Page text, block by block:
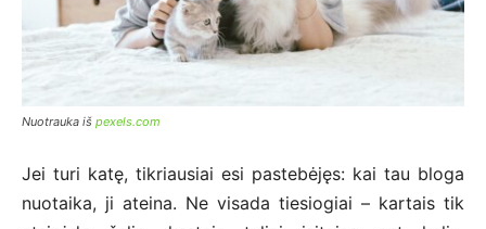
Nuotrauka iš pexels.com
Jei turi katę, tikriausiai esi pastebėjęs: kai tau bloga
nuotaika, ji ateina. Ne visada tiesiogiai – kartais tik